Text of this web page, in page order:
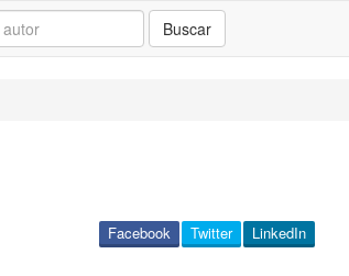
Buscar
LinkedIn
Twitter
Facebook